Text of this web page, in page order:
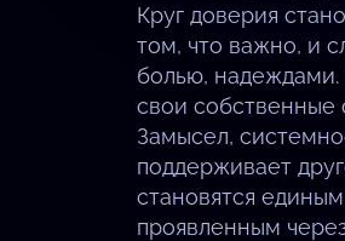
Круг доверия
том, что важно, и
болью,
свои собственные
Замысел,
поддерживает
становятся
проявленным